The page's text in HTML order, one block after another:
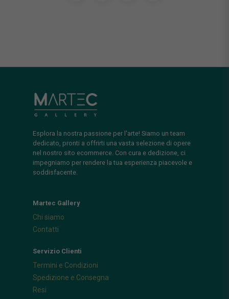
Esplora la nostra passione per l'arte! Siamo un team
dedicato, pronti a offrirti una vasta selezione di opere
nel nostro sito ecommerce. Con cura e dedizione, ci
impegniamo per rendere la tua esperienza piacevole e
soddisfacente.
Martec Gallery
Chi siamo
Contatti
Servizio Clienti
Termini e Condizioni
Spedizione e Consegna
Resi